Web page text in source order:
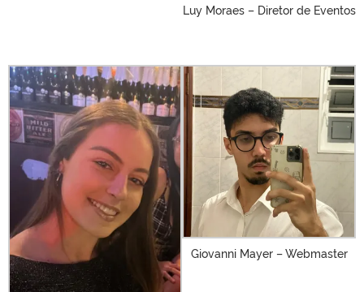
Luy Moraes – Diretor de Eventos
Giovanni Mayer – Webmaster